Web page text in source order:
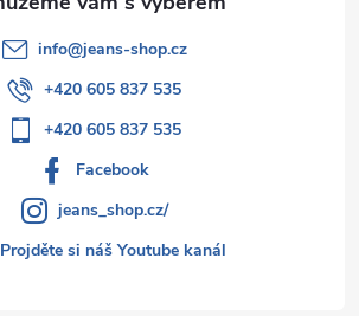
info@jeans-shop.cz
+420 605 837 535
+420 605 837 535
Facebook
jeans_shop.cz/
Projděte si náš Youtube kanál